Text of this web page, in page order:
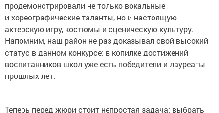
продемонстрировали не только вокальные
и хореографические таланты, но и настоящую
актерскую игру, костюмы и сценическую культуру.
Напомним, наш район не раз доказывал свой высокий
статус в данном конкурсе: в копилке достижений
воспитанников школ уже есть победители и лауреаты
прошлых лет.
Теперь перед жюри стоит непростая задача: выбрать